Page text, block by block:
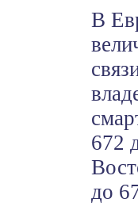
В
672
до